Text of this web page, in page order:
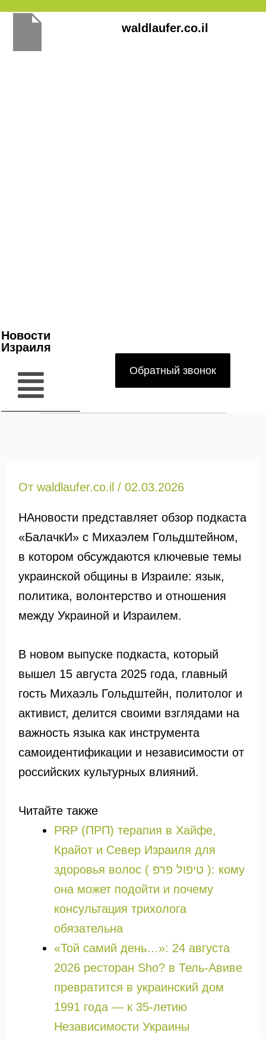
Перейти
содержимому
waldlaufer.co.il
Новости
Израиля
Обратный звонок
От waldlaufer.co.il / 02.03.2026
НАновости представляет обзор подкаста
«БалачкИ» с Михаэлем Гольдштейном,
в котором обсуждаются ключевые темы
украинской общины в Израиле: язык,
политика, волонтерство и отношения
между Украиной и Израилем.
В новом выпуске подкаста, который
вышел 15 августа 2025 года, главный
гость Михаэль Гольдштейн, политолог и
активист, делится своими взглядами на
важность языка как инструмента
самоидентификации и независимости от
российских культурных влияний.
Читайте также
PRP (ПРП) терапия в Хайфе,
Крайот и Север Израиля для
здоровья волос ( טיפול פרפ ): кому
она может подойти и почему
консультация трихолога
обязательна
«Той самий день…»: 24 августа
2026 ресторан Sho? в Тель-Авиве
превратится в украинский дом
1991 года — к 35-летию
Независимости Украины